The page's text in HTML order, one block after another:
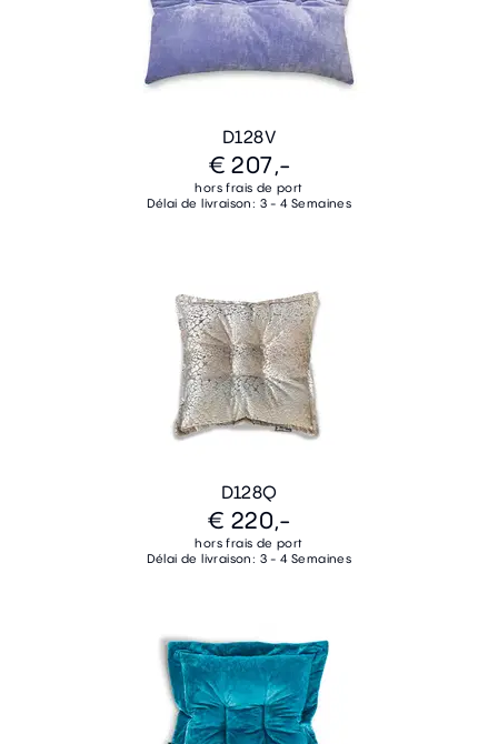
D128V
€ 207,-
hors frais de port
Délai de livraison: 3 - 4 Semaines
D128Q
€ 220,-
hors frais de port
Délai de livraison: 3 - 4 Semaines